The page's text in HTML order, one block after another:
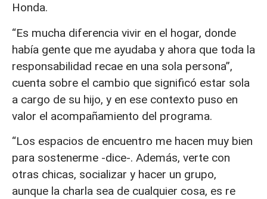
Honda.
“Es mucha diferencia vivir en el hogar, donde
había gente que me ayudaba y ahora que toda la
responsabilidad recae en una sola persona”,
cuenta sobre el cambio que significó estar sola
a cargo de su hijo, y en ese contexto puso en
valor el acompañamiento del programa.
“Los espacios de encuentro me hacen muy bien
para sostenerme -dice-. Además, verte con
otras chicas, socializar y hacer un grupo,
aunque la charla sea de cualquier cosa, es re